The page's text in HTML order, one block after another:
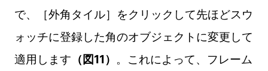
で、［外角タイル］をクリックして先ほどスウ
ォッチに登録した角のオブジェクトに変更して
適用します （図11） 。これによって、フレーム